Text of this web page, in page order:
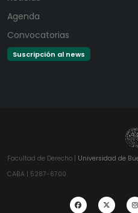
Agenda
Convocatorias
Suscripción al news
Facultad de Derecho | Universidad de
CABA | 5287-6700